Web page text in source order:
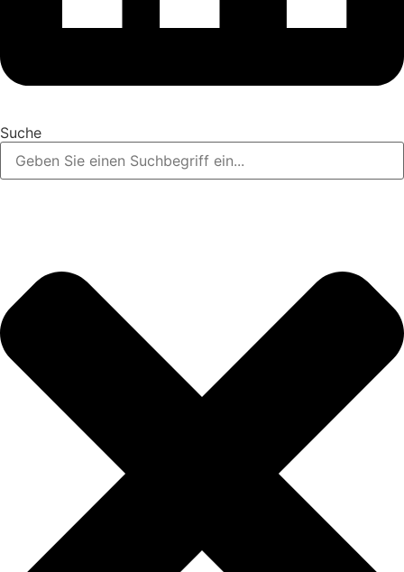
Suche